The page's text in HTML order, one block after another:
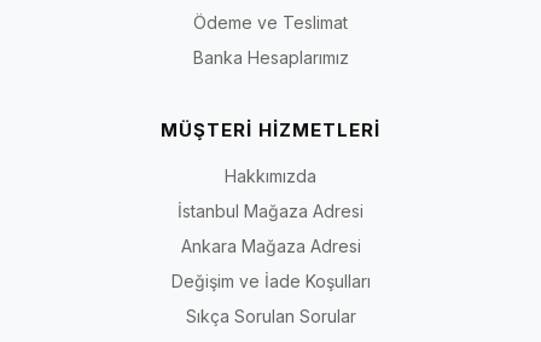
Ödeme ve Teslimat
Banka Hesaplarımız
MÜŞTERİ HİZMETLERİ
Hakkımızda
İstanbul Mağaza Adresi
Ankara Mağaza Adresi
Değişim ve İade Koşulları
Sıkça Sorulan Sorular